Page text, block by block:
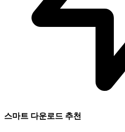
스마트 다운로드 추천